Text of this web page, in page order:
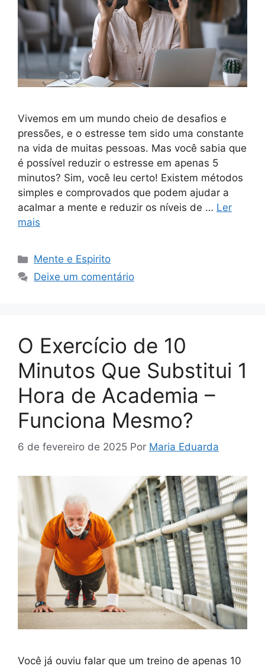
Vivemos em um mundo cheio de desafios e
pressões, e o estresse tem sido uma constante
na vida de muitas pessoas. Mas você sabia que
é possível reduzir o estresse em apenas 5
minutos? Sim, você leu certo! Existem métodos
simples e comprovados que podem ajudar a
acalmar a mente e reduzir os níveis de … Ler
mais
Categorias
Mente e Espirito
Deixe um comentário
O Exercício de 10
Minutos Que Substitui 1
Hora de Academia –
Funciona Mesmo?
6 de fevereiro de 2025 Por Maria Eduarda
Você já ouviu falar que um treino de apenas 10